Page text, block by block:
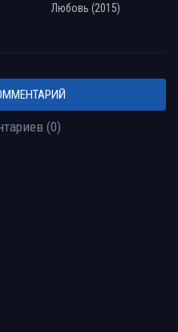
Любовь (2015)
(0)